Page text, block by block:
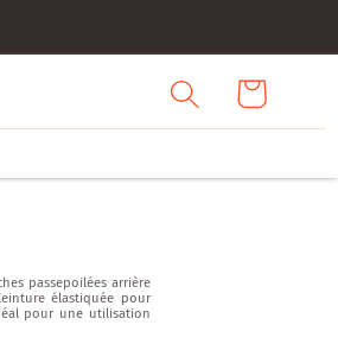
Demande
de devis
passepoilées arrière
élastiquée pour
pour une utilisation